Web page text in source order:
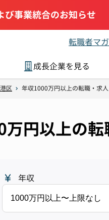
び事業統合のお知らせ
転職者マ
成長企業を見る
区 年収1000万円以上の転職・求
円以上の
年収
1000万円以上〜上限なし